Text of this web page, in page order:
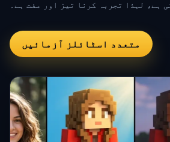
ہے، لہذا تجربہ کرنا تیز اور مفت ہے۔
متعدد اسٹائلز آزمائیں